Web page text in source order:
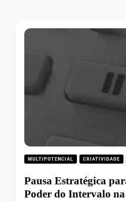
MULTIPOTENCIAL CRIATIVIDADE
Pausa Estratégica
Poder do Intervalo